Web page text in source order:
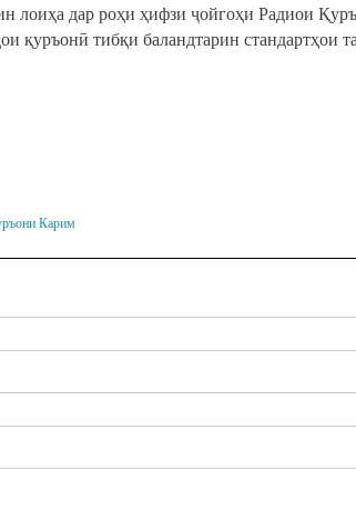
лоиҳа дар роҳи ҳифзи ҷойгоҳи Радиои
қуръонӣ тибқи баландтарин стандартҳои
Карим